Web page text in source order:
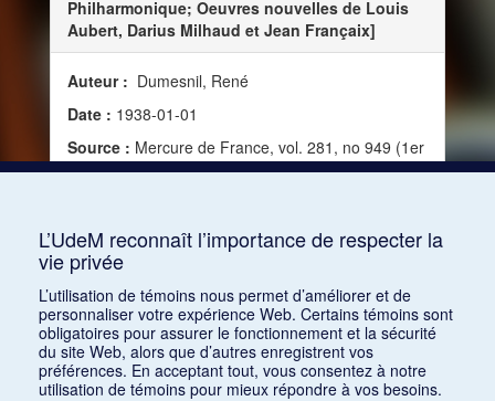
Philharmonique; Oeuvres nouvelles de Louis
Aubert, Darius Milhaud et Jean Françaix]
Auteur : Dumesnil, René
Date : 1938-01-01
Source : Mercure de France, vol. 281, no 949 (1er
janvier 1938)
L’UdeM reconnaît l’importance de respecter la
vie privée
L’utilisation de témoins nous permet d’améliorer et de
personnaliser votre expérience Web. Certains témoins sont
obligatoires pour assurer le fonctionnement et la sécurité
du site Web, alors que d’autres enregistrent vos
préférences. En acceptant tout, vous consentez à notre
utilisation de témoins pour mieux répondre à vos besoins.